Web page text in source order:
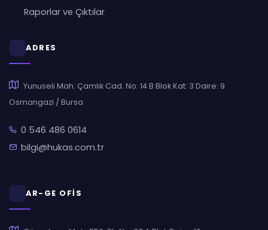
Raporlar ve Çıktılar
ADRES
Yunuseli Mah. Çamlık Cad. No: 14 B Blok Kat: 3 Daire: 9
Osmangazi / Bursa
0 546 486 0614
bilgi@hukas.com.tr
AR-GE OFİS